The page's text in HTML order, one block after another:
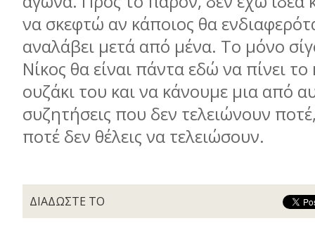
να σκεφτώ αν κάποιος θα
αναλάβει μετά από μένα. Το μόνο
Νίκος θα είναι πάντα εδώ να πίνει
ουζάκι του και να κάνουμε μια από
συζητήσεις που δεν τελειώνουν
ποτέ δεν θέλεις να τελειώσουν.
ΔΙΑΔΩΣΤΕ ΤΟ